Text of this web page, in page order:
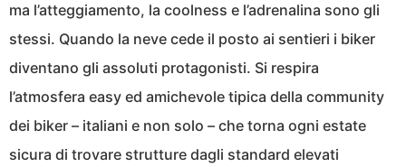
ma l’atteggiamento, la coolness e l’adrenalina sono gli
stessi. Quando la neve cede il posto ai sentieri i biker
diventano gli assoluti protagonisti. Si respira
l’atmosfera easy ed amichevole tipica della community
dei biker – italiani e non solo – che torna ogni estate
sicura di trovare strutture dagli standard elevati